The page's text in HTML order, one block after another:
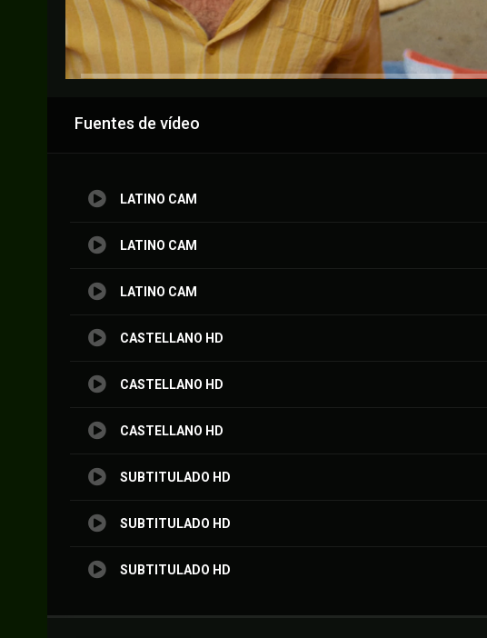
Fuentes de vídeo
LATINO CAM
LATINO CAM
LATINO CAM
CASTELLANO HD
CASTELLANO HD
CASTELLANO HD
SUBTITULADO HD
SUBTITULADO HD
SUBTITULADO HD